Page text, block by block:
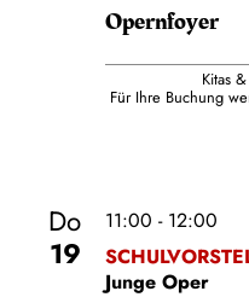
Opernfoyer
Kitas
Für Ihre Buchung
Do
19
11:00 - 12:00
Junge Oper